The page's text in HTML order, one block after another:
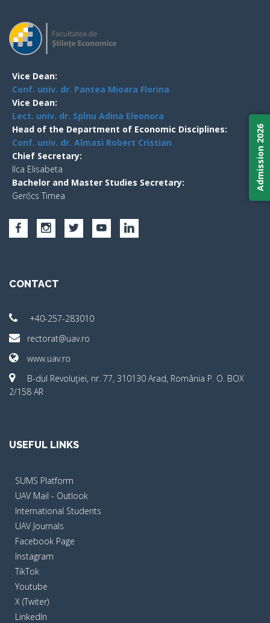
Vice Dean:
Conf. univ. dr. Pantea Mioara Florina
Vice Dean:
Lect. univ. dr. Spînu Adina Eleonora
Head of the Department of Economic Disciplines:
Conf. univ. dr. Almasi Robert Cristian
Chief Secretary:
Ilca Elisabeta
Bachelor and Master Studies Secretary:
Gerőcs Timea
CONTACT
+40-257-283010
rectorat@uav.ro
www.uav.ro
B-dul Revoluţiei, nr. 77, 310130 Arad, România P. O. BOX
2/158 AR
USEFUL LINKS
SUMS Platform
UAV Mail - Outlook
International Students
UAV Journals
Facebook Page
Instagram
TikTok
Youtube
X (Twiter)
LinkedIn
Admission 2026